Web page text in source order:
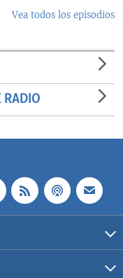
Vea todos los episodios
RADIO